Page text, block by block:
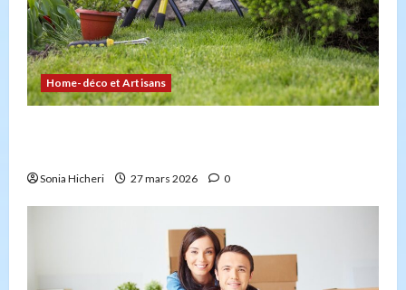
Home-déco et Artisans
Sonia Hicheri 27 mars 2026 0